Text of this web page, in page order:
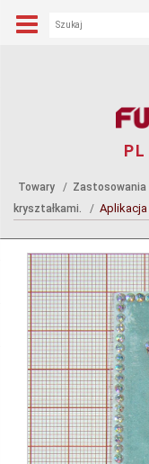
PL
Towary Zastosowania
kryształkami.